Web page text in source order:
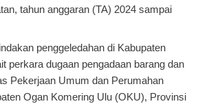
tahun anggaran (TA) 2024 sampai
penggeledahan di Kabupaten
perkara dugaan pengadaan barang dan
Pekerjaan Umum dan Perumahan
Ogan Komering Ulu (OKU), Provinsi